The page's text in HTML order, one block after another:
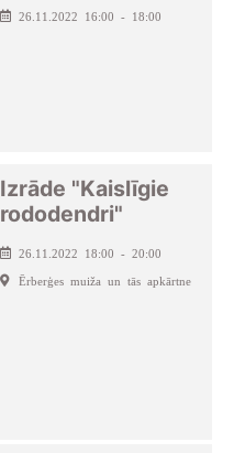
26.11.2022 16:00 - 18:00
Izrāde "Kaislīgie
rododendri"
26.11.2022 18:00 - 20:00
Ērberģes muiža un tās apkārtne